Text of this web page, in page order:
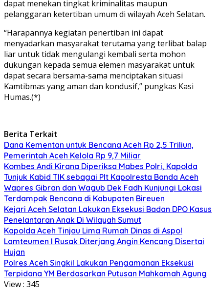
dapat menekan tingkat kriminalitas maupun
pelanggaran ketertiban umum di wilayah Aceh Selatan.
“Harapannya kegiatan penertiban ini dapat
menyadarkan masyarakat terutama yang terlibat balap
liar untuk tidak mengulangi kembali serta mohon
dukungan kepada semua elemen masyarakat untuk
dapat secara bersama-sama menciptakan situasi
Kamtibmas yang aman dan kondusif,” pungkas Kasi
Humas.(*)
Berita Terkait
Dana Kementan untuk Bencana Aceh Rp 2,5 Triliun,
Pemerintah Aceh Kelola Rp 9,7 Miliar
Kombes Andi Kirana Diperiksa Mabes Polri, Kapolda
Tunjuk Kabid TIK sebagai Plt Kapolresta Banda Aceh
Wapres Gibran dan Wagub Dek Fadh Kunjungi Lokasi
Terdampak Bencana di Kabupaten Bireuen
Kejari Aceh Selatan Lakukan Eksekusi Badan DPO Kasus
Penelantaran Anak Di Wilayah Sumut
Kapolda Aceh Tinjau Lima Rumah Dinas di Aspol
Lamteumen I Rusak Diterjang Angin Kencang Disertai
Hujan
Polres Aceh Singkil Lakukan Pengamanan Eksekusi
Terpidana YM Berdasarkan Putusan Mahkamah Agung
View : 345